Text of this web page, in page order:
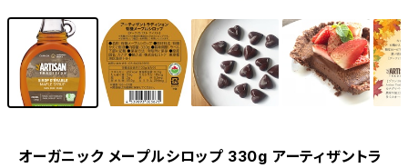
オーガニック メープルシロップ 330g アーティザントラ